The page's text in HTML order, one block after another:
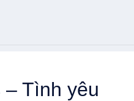
– Tình yêu